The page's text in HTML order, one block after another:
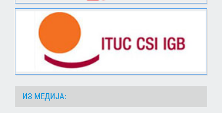
ИЗ МЕДИЈА: